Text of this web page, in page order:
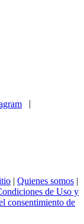
|
| Quienes somos |
de Uso y
consentimiento de